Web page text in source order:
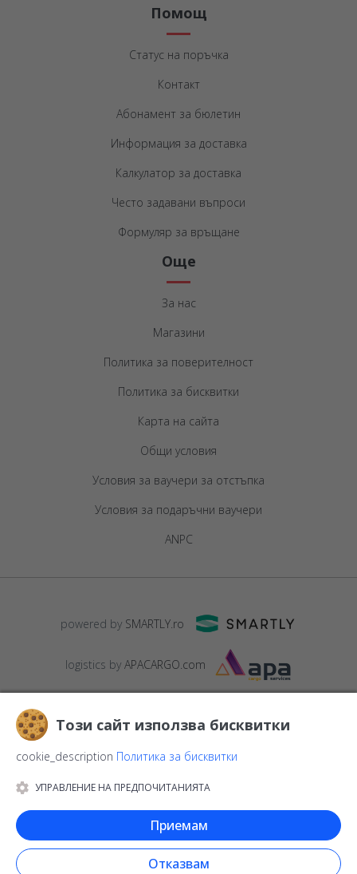
Помощ
Статус на поръчка
Контакт
Абонамент за бюлетин
Информация за доставка
Калкулатор за доставка
Често задавани въпроси
Формуляр за връщане
Още
За нас
Магазини
Политика за поверителност
Политика за бисквитки
Карта на сайта
Общи условия
Условия за ваучери за отстъпка
Условия за подаръчни ваучери
ANPC
powered by SMARTLY.ro
logistics by APACARGO.com
© 2016-2026
12, parter,Sector 1, cod postal012178,email:
contact@stargift.bg
www.stargift.bg
STARGIFT SRL
Този сайт използва бисквитки
cookie_description Политика за бисквитки
УПРАВЛЕНИЕ НА ПРЕДПОЧИТАНИЯТА
Приемам
Отказвам